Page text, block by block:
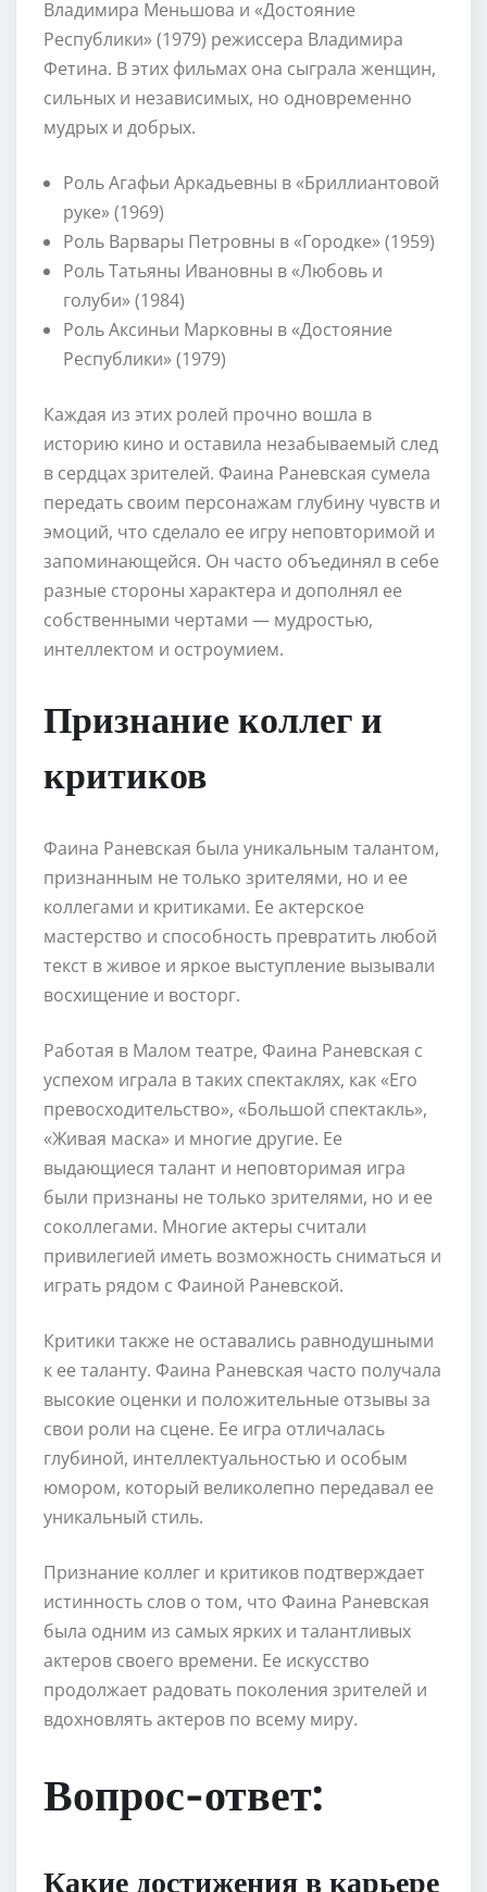
Владимира Меньшова и «Достояние
Республики» (1979) режиссера Владимира
Фетина. В этих фильмах она сыграла женщин,
сильных и независимых, но одновременно
мудрых и добрых.
Роль Агафьи Аркадьевны в «Бриллиантовой
руке» (1969)
Роль Варвары Петровны в «Городке» (1959)
Роль Татьяны Ивановны в «Любовь и
голуби» (1984)
Роль Аксиньи Марковны в «Достояние
Республики» (1979)
Каждая из этих ролей прочно вошла в
историю кино и оставила незабываемый след
в сердцах зрителей. Фаина Раневская сумела
передать своим персонажам глубину чувств и
эмоций, что сделало ее игру неповторимой и
запоминающейся. Он часто объединял в себе
разные стороны характера и дополнял ее
собственными чертами — мудростью,
интеллектом и остроумием.
Признание коллег и
критиков
Фаина Раневская была уникальным талантом,
признанным не только зрителями, но и ее
коллегами и критиками. Ее актерское
мастерство и способность превратить любой
текст в живое и яркое выступление вызывали
восхищение и восторг.
Работая в Малом театре, Фаина Раневская с
успехом играла в таких спектаклях, как «Его
превосходительство», «Большой спектакль»,
«Живая маска» и многие другие. Ее
выдающиеся талант и неповторимая игра
были признаны не только зрителями, но и ее
соколлегами. Многие актеры считали
привилегией иметь возможность сниматься и
играть рядом с Фаиной Раневской.
Критики также не оставались равнодушными
к ее таланту. Фаина Раневская часто получала
высокие оценки и положительные отзывы за
свои роли на сцене. Ее игра отличалась
глубиной, интеллектуальностью и особым
юмором, который великолепно передавал ее
уникальный стиль.
Признание коллег и критиков подтверждает
истинность слов о том, что Фаина Раневская
была одним из самых ярких и талантливых
актеров своего времени. Ее искусство
продолжает радовать поколения зрителей и
вдохновлять актеров по всему миру.
Вопрос-ответ:
Какие достижения в карьере